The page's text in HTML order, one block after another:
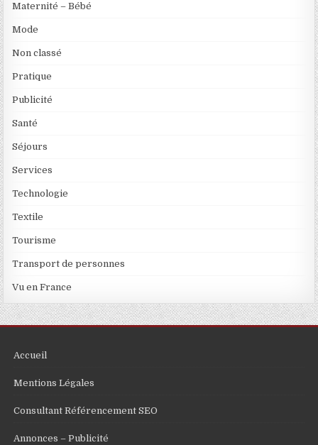
Maternité – Bébé
Mode
Non classé
Pratique
Publicité
Santé
Séjours
Services
Technologie
Textile
Tourisme
Transport de personnes
Vu en France
Accueil
Mentions Légales
Consultant Référencement SEO
Annonces – Publicité